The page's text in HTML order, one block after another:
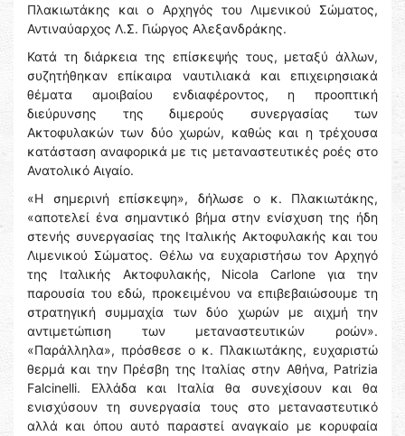
Πλακιωτάκης και ο Αρχηγός του Λιμενικού Σώματος,
Αντιναύαρχος Λ.Σ. Γιώργος Αλεξανδράκης.
Κατά τη διάρκεια της επίσκεψής τους, μεταξύ άλλων,
συζητήθηκαν επίκαιρα ναυτιλιακά και επιχειρησιακά
θέματα αμοιβαίου ενδιαφέροντος, η προοπτική
διεύρυνσης της διμερούς συνεργασίας των
Ακτοφυλακών των δύο χωρών, καθώς και η τρέχουσα
κατάσταση αναφορικά με τις μεταναστευτικές ροές στο
Ανατολικό Αιγαίο.
«Η σημερινή επίσκεψη», δήλωσε ο κ. Πλακιωτάκης,
«αποτελεί ένα σημαντικό βήμα στην ενίσχυση της ήδη
στενής συνεργασίας της Ιταλικής Ακτοφυλακής και του
Λιμενικού Σώματος. Θέλω να ευχαριστήσω τον Αρχηγό
της Ιταλικής Ακτοφυλακής, Nicola Carlone για την
παρουσία του εδώ, προκειμένου να επιβεβαιώσουμε τη
στρατηγική συμμαχία των δύο χωρών με αιχμή την
αντιμετώπιση των μεταναστευτικών ροών».
«Παράλληλα», πρόσθεσε ο κ. Πλακιωτάκης, ευχαριστώ
θερμά και την Πρέσβη της Ιταλίας στην Αθήνα, Patrizia
Falcinelli. Ελλάδα και Ιταλία θα συνεχίσουν και θα
ενισχύσουν τη συνεργασία τους στο μεταναστευτικό
αλλά και όπου αυτό παραστεί αναγκαίο με κορυφαία